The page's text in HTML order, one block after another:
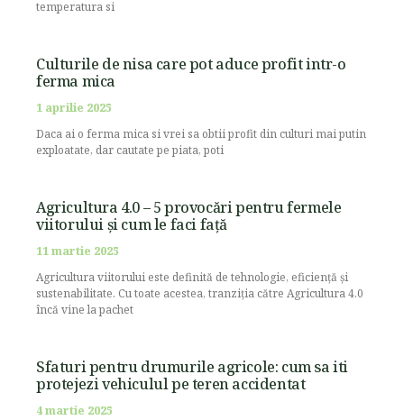
temperatura si
Culturile de nisa care pot aduce profit intr-o
ferma mica
1 aprilie 2025
Daca ai o ferma mica si vrei sa obtii profit din culturi mai putin
exploatate, dar cautate pe piata, poti
Agricultura 4.0 – 5 provocări pentru fermele
viitorului și cum le faci față
11 martie 2025
Agricultura viitorului este definită de tehnologie, eficiență și
sustenabilitate. Cu toate acestea, tranziția către Agricultura 4.0
încă vine la pachet
Sfaturi pentru drumurile agricole: cum sa iti
protejezi vehiculul pe teren accidentat
4 martie 2025